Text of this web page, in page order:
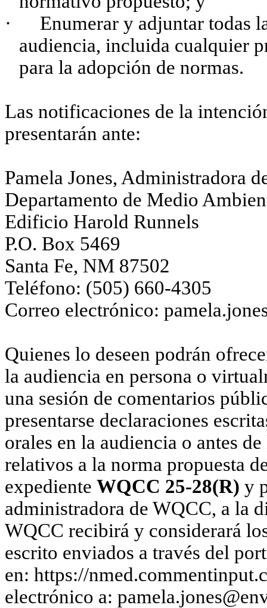
·
Enumerar y adjuntar todas
audiencia, incluida cualquier
para la adopción de normas.
Las notificaciones de la
presentarán ante:
Pamela Jones, Administradora
Departamento de Medio
Edificio Harold Runnels
P.O. Box 5469
Santa Fe, NM 87502
Teléfono: (505) 660-4305
Correo electrónico:
Quienes lo deseen podrán
la audiencia en persona o
una sesión de comentarios
presentarse declaraciones
orales en la audiencia o antes
relativos a la norma propuesta
expediente WQCC 25-28(R) y
administradora de WQCC, a la
WQCC recibirá y considerará
escrito enviados a través del
en: https://
electrónico a: